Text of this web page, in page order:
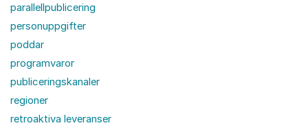
parallellpublicering
personuppgifter
poddar
programvaror
publiceringskanaler
regioner
retroaktiva leveranser